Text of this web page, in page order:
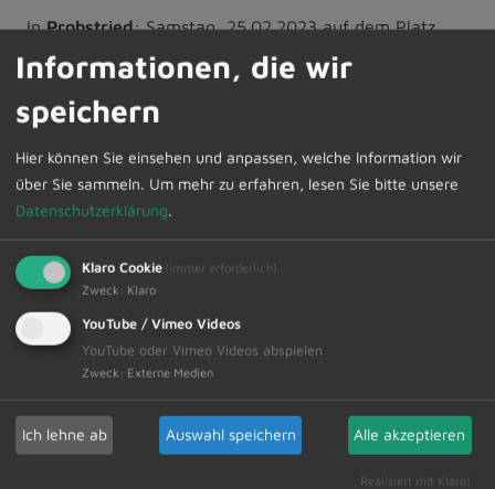
InProbstried: Samstag, 25.02.2023 auf dem Platz
beim Anwesen „Schöllhorn“ in Haslach. Beginn des
Fackelzuges ist um 17:30 Uhr am Kindergarten
Probstried. Für Speis und Trank ist gesorgt. Für das
Funkenfeuer werden ab 24.02. Äste, Gestrüpp, Daas
und Holz (kein lackiertes bzw. mit Nägeln bestücktes)
eingesammelt. Die musikalische Umrahmung erfolgt
durch die Musikkapelle Probstried.
InSchrattenbacham Samstag, 25.02.2023 auf der
Fläche zwischen Schrattenbach und Naiers; Beginn
des Fackelzuges ist um 19.00 Uhr beim "Gasthaus
Hirsch".
Für Speis und Trank ist gesorgt. Funkenmaterial wird
ebenso bereits ab 24.02. gesammelt. Die musikalische
Umrahmung erfolgt durch die Musikkapelle
Informationen, die wir
speichern
Hier können Sie einsehen und anpassen, welche Information wir
über Sie sammeln. Um mehr zu erfahren, lesen Sie bitte unsere
Datenschutzerklärung.
Klaro Cookie (immer erforderlich)
Zweck : Klaro
YouTube / Vimeo Videos
YouTube oder Vimeo Videos abspielen
Zweck : Externe Medien
Ich lehne ab Auswahl speichern Alle akzeptieren
Realisiert mit Klaro!